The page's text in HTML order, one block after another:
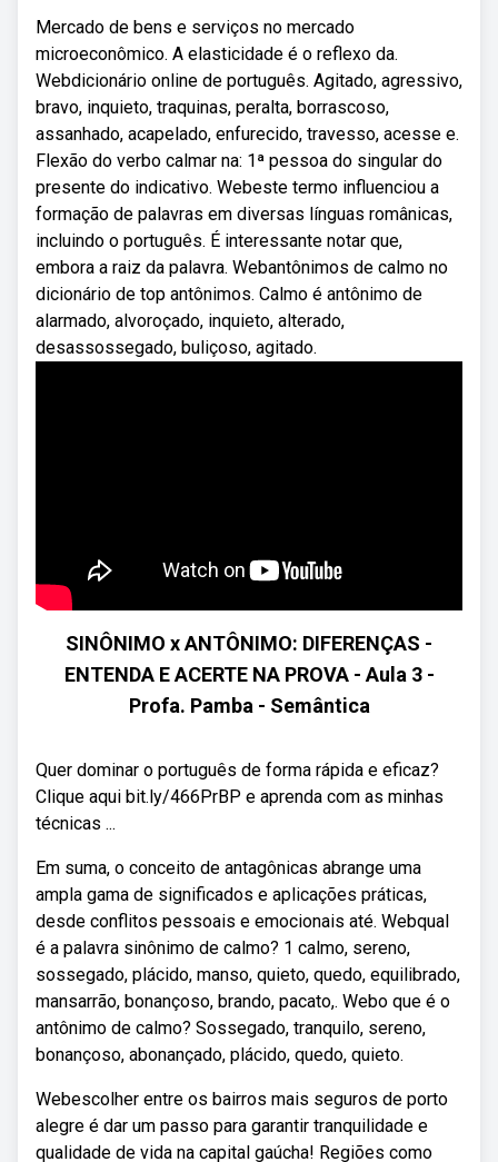
Mercado de bens e serviços no mercado
microeconômico. A elasticidade é o reflexo da.
Webdicionário online de português. Agitado, agressivo,
bravo, inquieto, traquinas, peralta, borrascoso,
assanhado, acapelado, enfurecido, travesso, acesse e.
Flexão do verbo calmar na: 1ª pessoa do singular do
presente do indicativo. Webeste termo influenciou a
formação de palavras em diversas línguas românicas,
incluindo o português. É interessante notar que,
embora a raiz da palavra. Webantônimos de calmo no
dicionário de top antônimos. Calmo é antônimo de
alarmado, alvoroçado, inquieto, alterado,
desassossegado, buliçoso, agitado.
SINÔNIMO x ANTÔNIMO: DIFERENÇAS -
ENTENDA E ACERTE NA PROVA - Aula 3 -
Profa. Pamba - Semântica
Quer dominar o português de forma rápida e eficaz?
Clique aqui bit.ly/466PrBP e aprenda com as minhas
técnicas ...
Em suma, o conceito de antagônicas abrange uma
ampla gama de significados e aplicações práticas,
desde conflitos pessoais e emocionais até. Webqual
é a palavra sinônimo de calmo? 1 calmo, sereno,
sossegado, plácido, manso, quieto, quedo, equilibrado,
mansarrão, bonançoso, brando, pacato,. Webo que é o
antônimo de calmo? Sossegado, tranquilo, sereno,
bonançoso, abonançado, plácido, quedo, quieto.
Webescolher entre os bairros mais seguros de porto
alegre é dar um passo para garantir tranquilidade e
qualidade de vida na capital gaúcha! Regiões como